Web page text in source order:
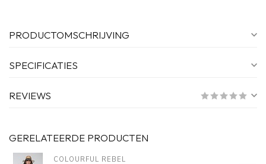
PRODUCTOMSCHRIJVING
SPECIFICATIES
REVIEWS
GERELATEERDE PRODUCTEN
COLOURFUL REBEL